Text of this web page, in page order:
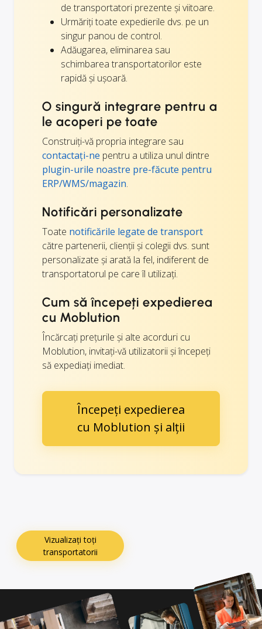
de transportatori prezente și viitoare.
Urmăriți toate expedierile dvs. pe un
singur panou de control.
Adăugarea, eliminarea sau
schimbarea transportatorilor este
rapidă și ușoară.
O singură integrare pentru a
le acoperi pe toate
Construiți-vă propria integrare sau
contactați-ne pentru a utiliza unul dintre
plugin-urile noastre pre-făcute pentru
ERP/WMS/magazin.
Notificări personalizate
Toate notificările legate de transport
către partenerii, clienții și colegii dvs. sunt
personalizate și arată la fel, indiferent de
transportatorul pe care îl utilizați.
Cum să începeți expedierea
cu Moblution
Încărcați prețurile și alte acorduri cu
Moblution, invitați-vă utilizatorii și începeți
să expediați imediat.
Începeți expedierea
cu Moblution și alții
Vizualizați toți
transportatorii